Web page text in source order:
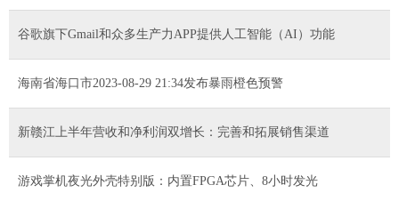
谷歌旗下Gmail和众多生产力APP提供人工智能（AI）功能
海南省海口市2023-08-29 21:34发布暴雨橙色预警
新赣江上半年营收和净利润双增长：完善和拓展销售渠道
游戏掌机夜光外壳特别版：内置FPGA芯片、8小时发光